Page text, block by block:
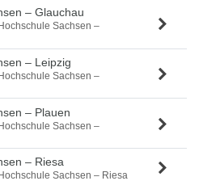
– Glauchau
Sachsen –
– Leipzig
Sachsen –
– Plauen
Sachsen –
– Riesa
Sachsen – Riesa